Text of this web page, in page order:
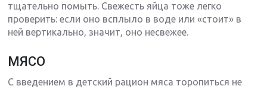
тщательно помыть. Свежесть яйца тоже легко
проверить: если оно всплыло в воде или «стоит» в
ней вертикально, значит, оно несвежее.
МЯСО
С введением в детский рацион мяса торопиться не